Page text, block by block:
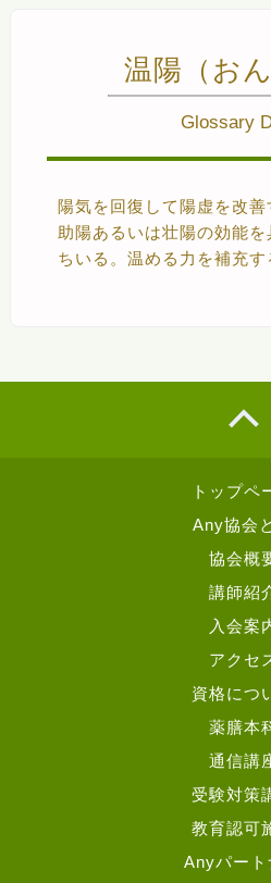
温陽（お
Glossary
陽気を回復して陽虚を改善
助陽あるいは壮陽の効能
ちいる。温める力を補充す
トップペ
Any協会
協会概
講師紹
入会案
アクセ
資格につ
薬膳本
通信講
受験対策
教育認可
Anyパート